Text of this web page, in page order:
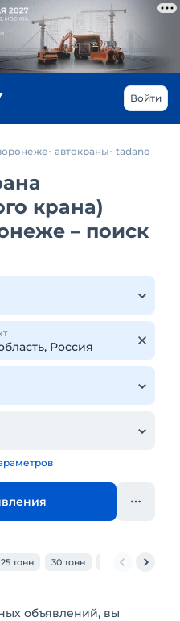
Войти
автокраны tadano
крана)
– поиск
25 тонн 30 тонн 32 тонн
объявлений, вы